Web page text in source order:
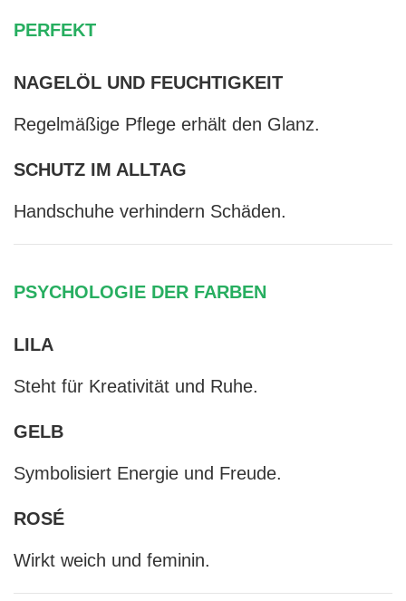
PERFEKT
NAGELÖL UND FEUCHTIGKEIT
Regelmäßige Pflege erhält den Glanz.
SCHUTZ IM ALLTAG
Handschuhe verhindern Schäden.
PSYCHOLOGIE DER FARBEN
LILA
Steht für Kreativität und Ruhe.
GELB
Symbolisiert Energie und Freude.
ROSÉ
Wirkt weich und feminin.